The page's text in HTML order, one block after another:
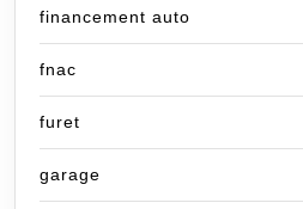
financement auto
fnac
furet
garage